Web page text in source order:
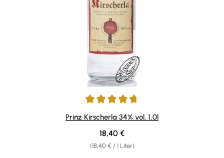
Durchschnittliche Bewertung von 4.87 von 5 Sternen
Prinz Kirscherla 34% vol. 1,0l
(18,40 € / 1 Liter)
Regulärer Preis:
18,40 €